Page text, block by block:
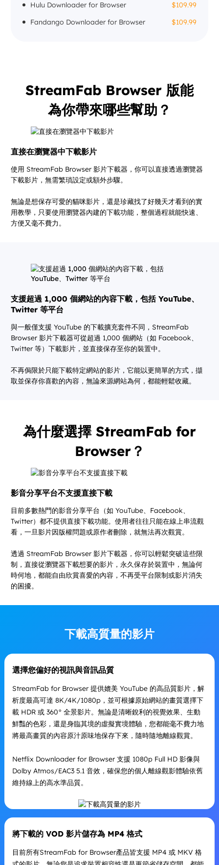
Hulu Downloader for Browser
$109.99
Fandango Downloader for Browser
$109.99
StreamFab Browser 版能
為你帶來哪些幫助？
直接在瀏覽器中下載影片
使用 StreamFab Browser 影片下載器，你可以直接透過瀏覽器
下載影片，無需繁瑣設定或額外步驟。
無論是想保存可愛的貓咪影片，還是珍藏找了好幾天才看到的實
用教學，只要使用瀏覽器內建的下載功能，整個過程就能快速、
方便又毫不費力。
支援超過 1,000 個網站的內容下載，包括 YouTube、
Twitter 等平台
與一般僅支援 YouTube 的下載擴充套件不同，StreamFab
Browser 影片下載器可從超過 1,000 個網站（如 Facebook、
Twitter 等）下載影片，並直接保存至你的裝置中。
不再侷限於只能下載特定網站的影片，它能以更簡單的方式，擷
取並保存你喜歡的內容，無論來源網站為何，都能輕鬆收藏。
為什麼選擇 StreamFab for
Browser？
影音分享平台不支援直接下載
目前多數熱門的影音分享平台（如 YouTube、Facebook、
Twitter）都不提供直接下載功能。使用者往往只能在線上串流觀
看，一旦影片因版權問題或原作者刪除，就無法再次觀賞。
透過 StreamFab Browser 影片下載器，你可以輕鬆突破這些限
制，直接從瀏覽器下載想要的影片，永久保存於裝置中，無論何
時何地，都能自由欣賞喜愛的內容，不再受平台限制或影片消失
的困擾。
下載高質量的影片
選擇您偏好的視訊與音訊品質
StreamFab for Browser 提供媲美 YouTube 的高品質影片，解
析度最高可達 8K/4K/1080p，並可根據原始網站的畫質選擇下
載 HDR 或 360° 全景影片。無論是清晰銳利的視覺效果、生動
鮮豔的色彩，還是身臨其境的虛擬實境體驗，您都能毫不費力地
將最高畫質的內容原汁原味地保存下來，隨時隨地離線觀賞。
Netflix Downloader for Browser 支援 1080p Full HD 影像與
Dolby Atmos/EAC3 5.1 音效，確保您的個人離線觀影體驗依舊
維持線上的高水準品質。
將下載的 VOD 影片儲存為 MP4 格式
目前所有StreamFab for Browser產品皆支援 MP4 或 MKV 格